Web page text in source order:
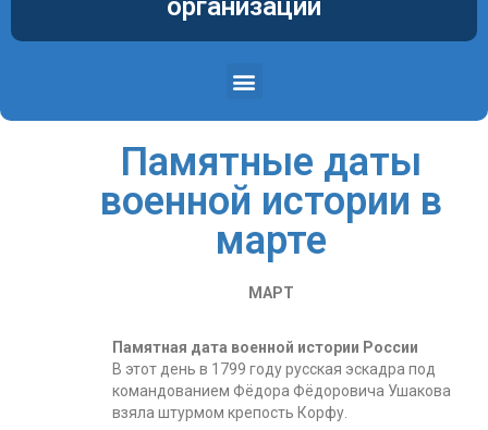
организации
Памятные даты
военной истории в
марте
МАРТ
Памятная дата военной истории России
В этот день в 1799 году русская эскадра под
командованием Фёдора Фёдоровича Ушакова
взяла штурмом крепость Корфу.